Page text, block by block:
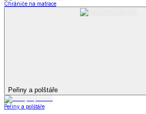
Chrániče na matrace
Peřiny a polštáře
Peřiny a polštáře